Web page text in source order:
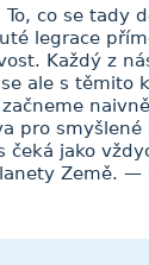
co se tady
legrace
Každý z
ale s těmito
pro
jako
Země. —